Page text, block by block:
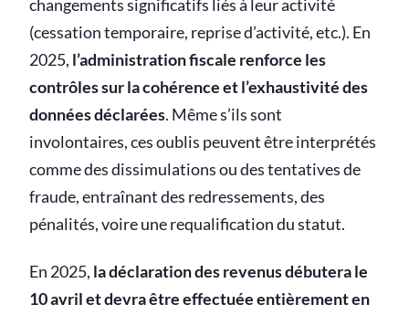
changements significatifs liés à leur activité
(cessation temporaire, reprise d’activité, etc.). En
2025, l’administration fiscale renforce les
contrôles sur la cohérence et l’exhaustivité des
données déclarées. Même s’ils sont
involontaires, ces oublis peuvent être interprétés
comme des dissimulations ou des tentatives de
fraude, entraînant des redressements, des
pénalités, voire une requalification du statut.
En 2025, la déclaration des revenus débutera le
10 avril et devra être effectuée entièrement en